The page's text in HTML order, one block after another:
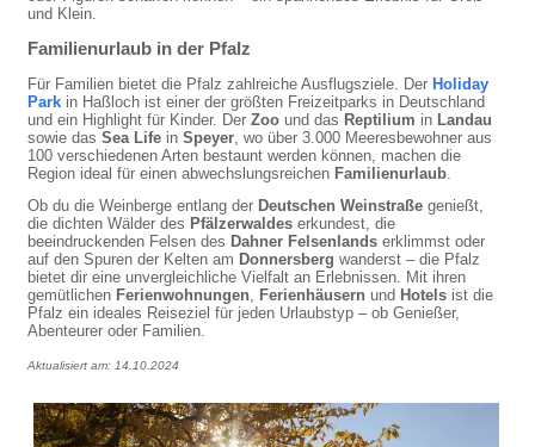
und Klein.
Familienurlaub in der Pfalz
Für Familien bietet die Pfalz zahlreiche Ausflugsziele. DerHoliday
Park in Haßloch ist einer der größten Freizeitparks in Deutschland
und ein Highlight für Kinder. DerZoo und das Reptilium in Landau
sowie dasSea Life inSpeyer , wo über 3.000 Meeresbewohner aus
100 verschiedenen Arten bestaunt werden können, machen die
Region ideal für einen abwechslungsreichen Familienurlaub
Ob du die Weinberge entlang der Deutschen Weinstraße genießt,
die dichten Wälder des Pfälzerwaldes erkundest, die
beeindruckenden Felsen des Dahner Felsenlands erklimmst oder
auf den Spuren der Kelten am Donnersberg wanderst – die Pfalz
bietet dir eine unvergleichliche Vielfalt an Erlebnissen. Mit ihren
gemütlichen Ferienwohnungen, Ferienhäusern und Hotels ist die
Pfalz ein ideales Reiseziel für jeden Urlaubstyp – ob Genießer,
Abenteurer oder Familien.
Aktualisiert am: 14.10.2024